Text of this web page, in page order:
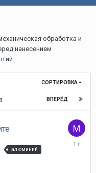
обработка и
нанесением
СОРТИРОВКА
ВПЕРЁД
алюминий
20